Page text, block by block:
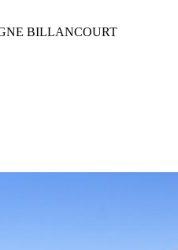
BILLANCOURT